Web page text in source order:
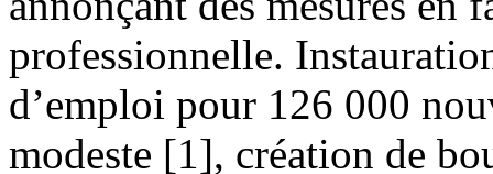
professionnelle.
d’emploi pour 126 000
modeste [1], création de